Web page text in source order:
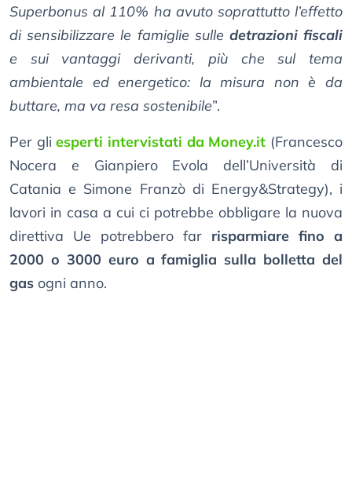
Superbonus al 110% ha avuto soprattutto l’effetto
di sensibilizzare le famiglie sulle detrazioni fiscali
e sui vantaggi derivanti, più che sul tema
ambientale ed energetico: la misura non è da
buttare, ma va resa sostenibile”.
Per gliesperti intervistati da Money.it (Francesco
Nocera e Gianpiero Evola dell’Università di
Catania e Simone Franzò di Energy&Strategy), i
lavori in casa a cui ci potrebbe obbligare la nuova
direttiva Ue potrebbero far risparmiare fino a
2000 o 3000 euro a famiglia sulla bolletta del
gas ogni anno.